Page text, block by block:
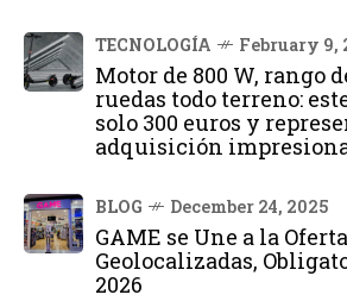
TECNOLOGÍA February 9,
Motor de 800 W, rango
ruedas todo terreno:
solo 300 euros y
adquisición
BLOG December 24, 2025
GAME se Une a la
Geolocalizadas,
2026